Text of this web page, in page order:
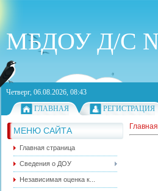
МБДОУ Д/С
Четверг, 06.08.2026, 08:43
ГЛАВНАЯ
РЕГИСТРАЦИЯ
МЕНЮ САЙТА
Главная страница
Сведения о ДОУ
Независимая оценка к...
Главная